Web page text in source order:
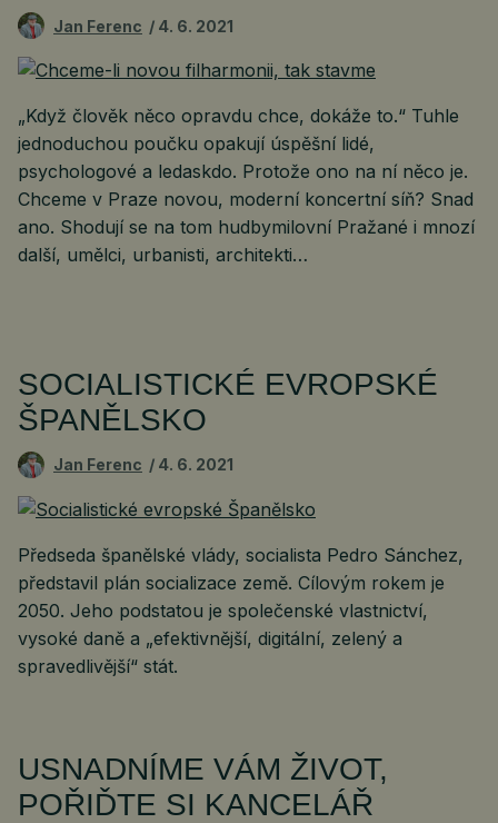
Jan Ferenc 4. 6. 2021
„Když člověk něco opravdu chce, dokáže to.“ Tuhle
jednoduchou poučku opakují úspěšní lidé,
psychologové a ledaskdo. Protože ono na ní něco je.
Chceme v Praze novou, moderní koncertní síň? Snad
ano. Shodují se na tom hudbymilovní Pražané i mnozí
další, umělci, urbanisti, architekti…
SOCIALISTICKÉ EVROPSKÉ
ŠPANĚLSKO
Jan Ferenc 4. 6. 2021
Předseda španělské vlády, socialista Pedro Sánchez,
představil plán socializace země. Cílovým rokem je
2050. Jeho podstatou je společenské vlastnictví,
vysoké daně a „efektivnější, digitální, zelený a
spravedlivější“ stát.
USNADNÍME VÁM ŽIVOT,
POŘIĎTE SI KANCELÁŘ